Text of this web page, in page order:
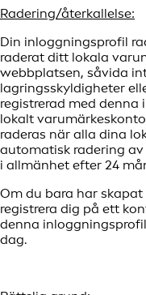
Radering/återkallelse:
Din inloggningsprofil
raderat ditt lokala
webbplatsen, såvida
lagringsskyldigheter
registrerad med
lokalt
raderas när alla dina
automatisk radering
i allmänhet efter 24
Om du bara har
registrera dig på ett
denna
dag.